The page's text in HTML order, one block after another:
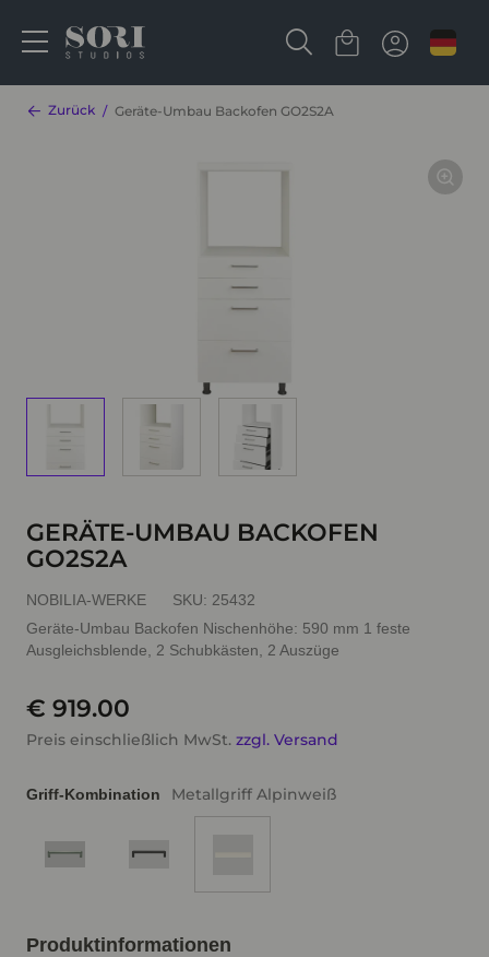
Zurück Geräte-Umbau Backofen GO2S2A
GERÄTE-UMBAU BACKOFEN
GO2S2A
NOBILIA-WERKE SKU: 25432
Geräte-Umbau Backofen Nischenhöhe: 590 mm 1 feste
Ausgleichsblende, 2 Schubkästen, 2 Auszüge
€ 919.00
Preis einschließlich MwSt. zzgl. Versand
Griff-Kombination Metallgriff Alpinweiß
Produktinformationen